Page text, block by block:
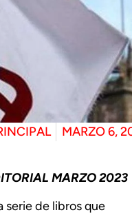
MARZO 6,
MARZO 2023
serie de libros que